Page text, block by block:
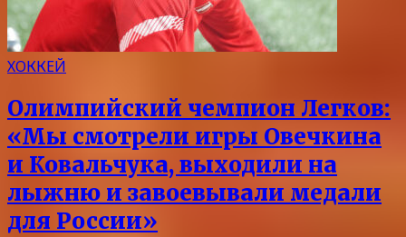
ХОККЕЙ
Олимпийский чемпион Легков:
«Мы смотрели игры Овечкина
и Ковальчука, выходили на
лыжню и завоевывали медали
для России»